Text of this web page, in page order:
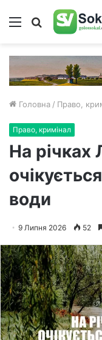
Меню Пошук
Головна / Право,
Право, кримінал
На річках
води
9 Липня 2026 52